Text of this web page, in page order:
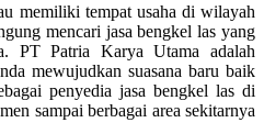
memiliki tempat usaha di wilayah
mencari jasa bengkel las yang
PT Patria Karya Utama adalah
mewujudkan suasana baru baik
penyedia jasa bengkel las di
sampai berbagai area sekitarnya